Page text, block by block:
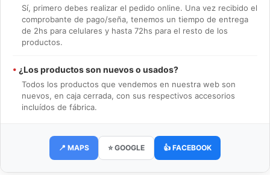
Sí, primero debes realizar el pedido online. Una vez recibido el
comprobante de pago/seña, tenemos un tiempo de entrega
de 2hs para celulares y hasta 72hs para el resto de los
productos.
• ¿Los productos son nuevos o usados?
Todos los productos que vendemos en nuestra web son
nuevos, en caja cerrada, con sus respectivos accesorios
incluídos de fábrica.
📍 MAPS ⭐ GOOGLE 👍 FACEBOOK